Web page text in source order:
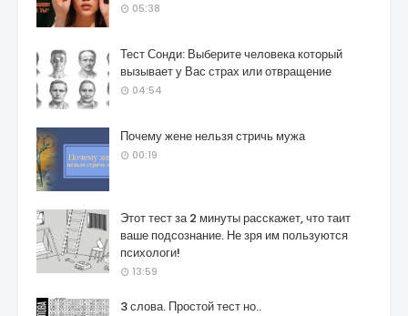
05:38
Тест Сонди: Выберите человека который
вызывает у Вас страх или отвращение
04:54
Почему жене нельзя стричь мужа
00:19
Этот тест за 2 минуты расскажет, что таит
ваше подсознание. Не зря им пользуются
психологи!
13:59
3 слова. Простой тест но..